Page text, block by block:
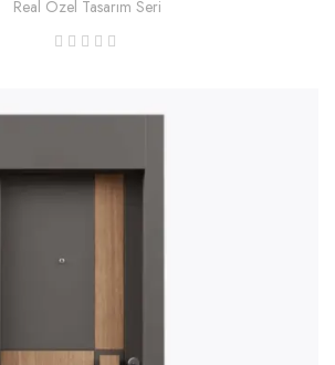
Real Özel Tasarım Seri